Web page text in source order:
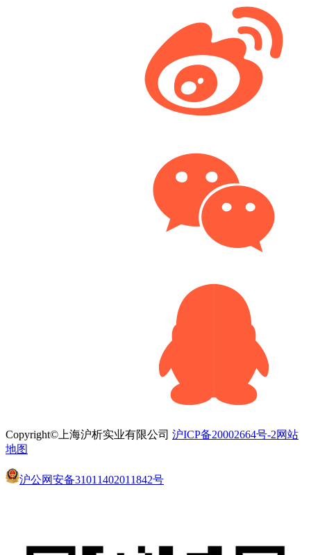
Copyright©上海沪析实业有限公司 沪ICP备20002664号-2网站
地图
沪公网安备31011402011842号